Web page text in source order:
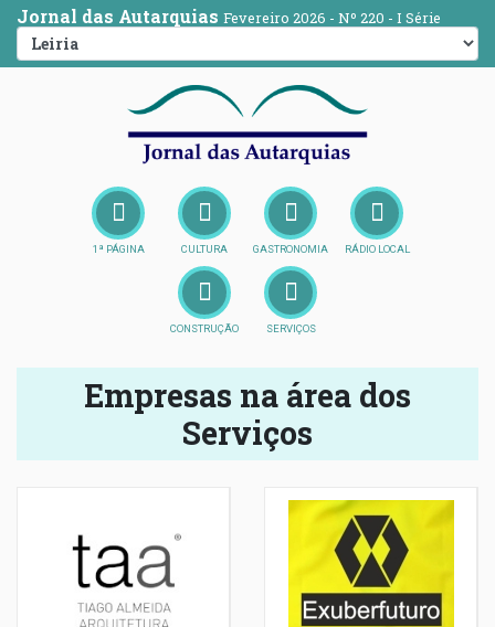
Jornal das Autarquias Fevereiro 2026 - Nº 220 - I Série
1ª PÁGINA CULTURA GASTRONOMIA RÁDIO LOCAL
CONSTRUÇÃO SERVIÇOS
Empresas na área dos
Serviços